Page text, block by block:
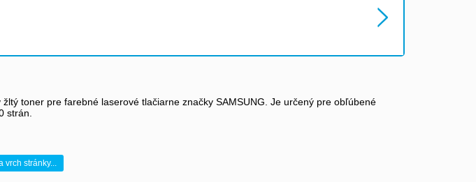
toner pre farebné laserové tlačiarne značky SAMSUNG. Je určený pre obľúbené
strán.
vrch stránky...